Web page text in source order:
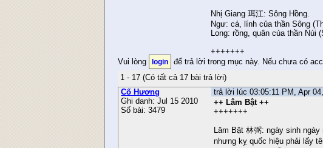
Nhị Giang 珥江: Sông Hồng.
Ngư: cá, lính của thần Sông
Long: rồng, quân của thần Núi
+++++++
Vui lòng
login để trả lời trong mục này. Nếu chưa có
1 - 17 (Có tất cả 17 bài trả lời)
Cố Hương
Ghi danh: Jul 15 2010
Số bài: 3479
trả lời lúc 03:05:11 PM, Apr
++ Lâm Bật ++
+++++++
Lâm Bật 林弼: ngày sinh
nhưng kỵ quốc hiệu phải lấy